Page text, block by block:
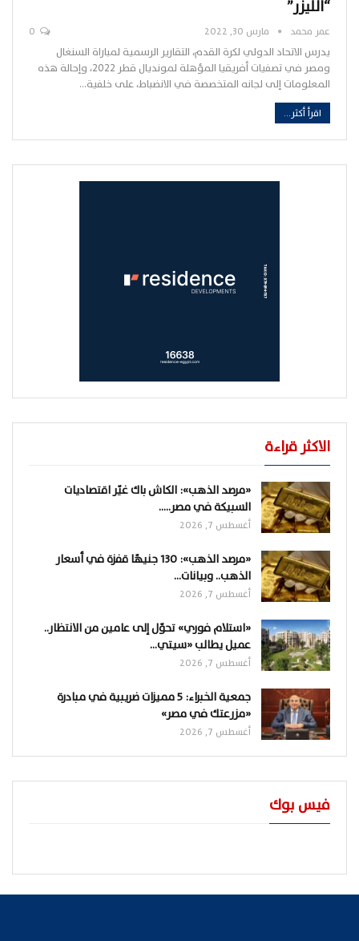
“الليزر”
عمر محمد مارس 30, 2022
يدرس الاتحاد الدولي لكرة القدم، التقارير الرسمية لمباراة السنغال
ومصر في تصفيات أفريقيا المؤهلة لمونديال قطر 2022، وإحالة هذه
المعلومات إلى لجانه المتخصصة في الانضباط، على خلفية…
اقرأ أكثر...
الاكثر قراءة
«مرصد الذهب»: الكاش باك غيّر اقتصاديات
السبيكة في مصر..…
أغسطس 7, 2026
«مرصد الذهب»: 130 جنيهًا قفزة في أسعار
الذهب.. وبيانات…
أغسطس 7, 2026
«استلام فوري» تحوّل إلى عامين من الانتظار..
عميل يطالب «سيتي…
أغسطس 7, 2026
جمعية الخبراء: 5 مميزات ضريبية في مبادرة
«مزرعتك في مصر»
أغسطس 7, 2026
فيس بوك